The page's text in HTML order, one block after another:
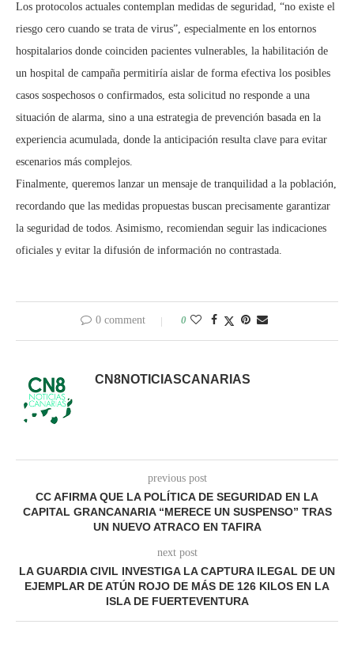
Los protocolos actuales contemplan medidas de seguridad, “no existe el
riesgo cero cuando se trata de virus”, especialmente en los entornos
hospitalarios donde coinciden pacientes vulnerables, la habilitación de
un hospital de campaña permitiría aislar de forma efectiva los posibles
casos sospechosos o confirmados, esta solicitud no responde a una
situación de alarma, sino a una estrategia de prevención basada en la
experiencia acumulada, donde la anticipación resulta clave para evitar
escenarios más complejos.
Finalmente, queremos lanzar un mensaje de tranquilidad a la población,
recordando que las medidas propuestas buscan precisamente garantizar
la seguridad de todos. Asimismo, recomiendan seguir las indicaciones
oficiales y evitar la difusión de información no contrastada.
0 comment 0
CN8NOTICIASCANARIAS
previous post
CC AFIRMA QUE LA POLÍTICA DE SEGURIDAD EN LA
CAPITAL GRANCANARIA “MERECE UN SUSPENSO” TRAS
UN NUEVO ATRACO EN TAFIRA
next post
LA GUARDIA CIVIL INVESTIGA LA CAPTURA ILEGAL DE UN
EJEMPLAR DE ATÚN ROJO DE MÁS DE 126 KILOS EN LA
ISLA DE FUERTEVENTURA